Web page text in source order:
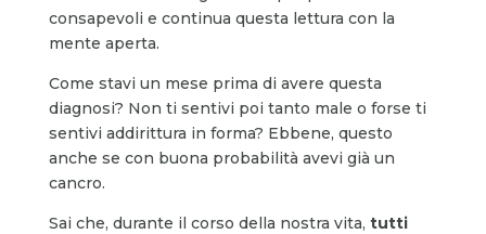
consapevoli e continua questa lettura con la
mente aperta.
Come stavi un mese prima di avere questa
diagnosi? Non ti sentivi poi tanto male o forse ti
sentivi addirittura in forma? Ebbene, questo
anche se con buona probabilità avevi già un
cancro.
Sai che, durante il corso della nostra vita, tutti